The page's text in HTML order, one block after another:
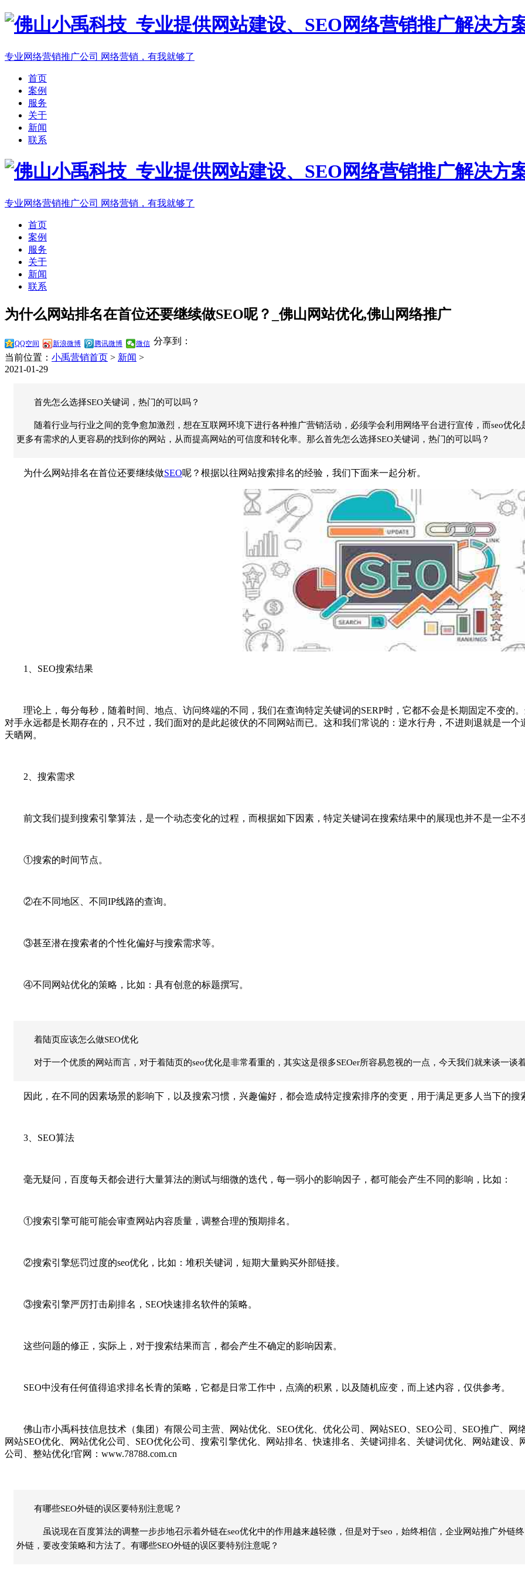
专业网络营销推广公司 网络营销，有我就够了
首页
案例
服务
关于
新闻
联系
专业网络营销推广公司 网络营销，有我就够了
首页
案例
服务
关于
新闻
联系
为什么网站排名在首位还要继续做SEO呢？_佛山网站优化,佛山网络推广
分享到：
QQ空间 新浪微博 腾讯微博 微信
当前位置： 小禹营销首页 > 新闻 >
2021-01-29
首先怎么选择SEO关键词，热门的可以吗？
随着行业与行业之间的竞争愈加激烈，想在互联网环境下进行各种推广营销活动，必须学会利用网络平台进行宣传，而seo优
更多有需求的人更容易的找到你的网站，从而提高网站的可信度和转化率。那么首先怎么选择SEO关键词，热门的可以吗？
为什么网站排名在首位还要继续做SEO呢？根据以往网站搜索排名的经验，我们下面来一起分析。
1、SEO搜索结果
理论上，每分每秒，随着时间、地点、访问终端的不同，我们在查询特定关键词的SERP时，它都不会是长期固定不变的
对手永远都是长期存在的，只不过，我们面对的是此起彼伏的不同网站而已。这和我们常说的：逆水行舟，不进则退就是一
天晒网。
2、搜索需求
前文我们提到搜索引擎算法，是一个动态变化的过程，而根据如下因素，特定关键词在搜索结果中的展现也并不是一尘不
①搜索的时间节点。
②在不同地区、不同IP线路的查询。
③甚至潜在搜索者的个性化偏好与搜索需求等。
④不同网站优化的策略，比如：具有创意的标题撰写。
着陆页应该怎么做SEO优化
对于一个优质的网站而言，对于着陆页的seo优化是非常看重的，其实这是很多SEOer所容易忽视的一点，今天我们就来谈一谈
因此，在不同的因素场景的影响下，以及搜索习惯，兴趣偏好，都会造成特定搜索排序的变更，用于满足更多人当下的搜
3、SEO算法
毫无疑问，百度每天都会进行大量算法的测试与细微的迭代，每一弱小的影响因子，都可能会产生不同的影响，比如：
①搜索引擎可能可能会审查网站内容质量，调整合理的预期排名。
②搜索引擎惩罚过度的seo优化，比如：堆积关键词，短期大量购买外部链接。
③搜索引擎严厉打击刷排名，SEO快速排名软件的策略。
这些问题的修正，实际上，对于搜索结果而言，都会产生不确定的影响因素。
SEO中没有任何值得追求排名长青的策略，它都是日常工作中，点滴的积累，以及随机应变，而上述内容，仅供参考。
佛山市小禹科技信息技术（集团）有限公司主营、网站优化、SEO优化、优化公司、网站SEO、SEO公司、SEO推广、网
网站SEO优化、网站优化公司、SEO优化公司、搜索引擎优化、网站排名、快速排名、关键词排名、关键词优化、网站建设
公司、整站优化!官网：www.78788.com.cn
有哪些SEO外链的误区要特别注意呢？
虽说现在百度算法的调整一步步地召示着外链在seo优化中的作用越来越轻微，但是对于seo，始终相信，企业网站推广外链
外链，要改变策略和方法了。有哪些SEO外链的误区要特别注意呢？